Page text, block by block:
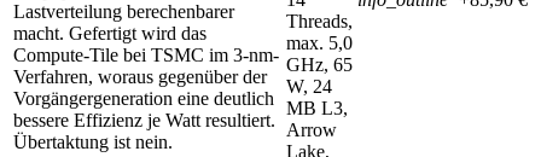
Lastverteilung berechenbarer
macht. Gefertigt wird das
Compute-Tile bei TSMC im 3-nm-
Verfahren, woraus gegenüber der
Vorgängergeneration eine deutlich
bessere Effizienz je Watt resultiert.
Übertaktung ist nein.
Threads,
max. 5,0
GHz, 65
W, 24
MB L3,
Arrow
Lake,